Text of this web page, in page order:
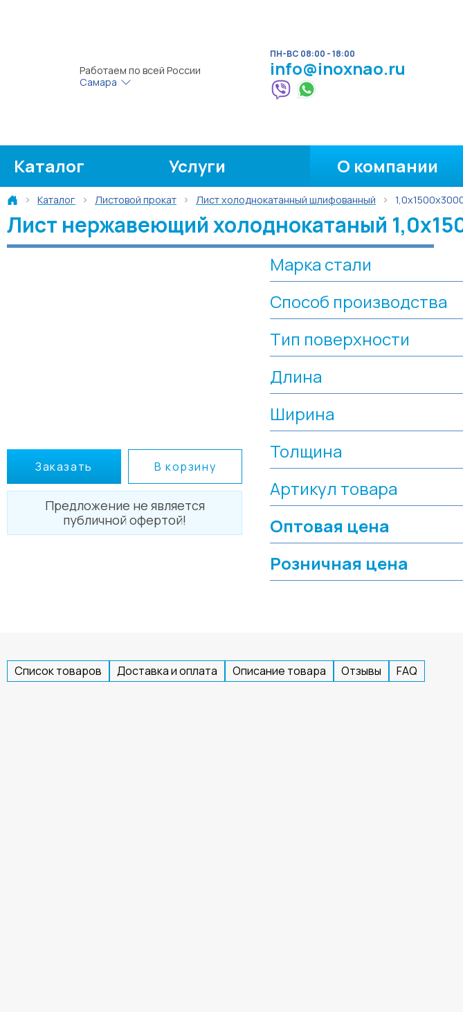
Работаем по всей России
Самара
ПН-ВС 08:00 - 18:00
info@inoxnao.ru
Каталог Услуги О компании
Каталог Листовой прокат Лист холоднокатанный шлифованный
Лист нержавеющий холоднокатаный
Заказать В корзину
Предложение не является
публичной офертой!
Марка стали
Способ производства
Тип поверхности
Длина
Ширина
Толщина
Артикул товара
Оптовая цена
Розничная цена
Список товаров Доставка и оплата Описание товара Отзывы FAQ